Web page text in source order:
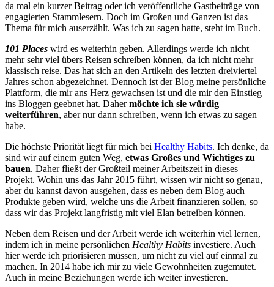
da mal ein kurzer Beitrag oder ich veröffentliche Gastbeiträge von
engagierten Stammlesern. Doch im Großen und Ganzen ist das
Thema für mich auserzählt. Was ich zu sagen hatte, steht im Buch.
101 Places wird es weiterhin geben. Allerdings werde ich nicht
mehr sehr viel übers Reisen schreiben können, da ich nicht mehr
klassisch reise. Das hat sich an den Artikeln des letzten dreiviertel
Jahres schon abgezeichnet. Dennoch ist der Blog meine persönliche
Plattform, die mir ans Herz gewachsen ist und die mir den Einstieg
ins Bloggen geebnet hat. Dahermöchte ich sie würdig
weiterführen, aber nur dann schreiben, wenn ich etwas zu sagen
habe.
Die höchste Priorität liegt für mich bei Healthy Habits. Ich denke, da
sind wir auf einem guten Weg, etwas Großes und Wichtiges zu
bauen. Daher fließt der Großteil meiner Arbeitszeit in dieses
Projekt. Wohin uns das Jahr 2015 führt, wissen wir nicht so genau,
aber du kannst davon ausgehen, dass es neben dem Blog auch
Produkte geben wird, welche uns die Arbeit finanzieren sollen, so
dass wir das Projekt langfristig mit viel Elan betreiben können.
Neben dem Reisen und der Arbeit werde ich weiterhin viel lernen,
indem ich in meine persönlichen Healthy Habits investiere. Auch
hier werde ich priorisieren müssen, um nicht zu viel auf einmal zu
machen. In 2014 habe ich mir zu viele Gewohnheiten zugemutet.
Auch in meine Beziehungen werde ich weiter investieren.